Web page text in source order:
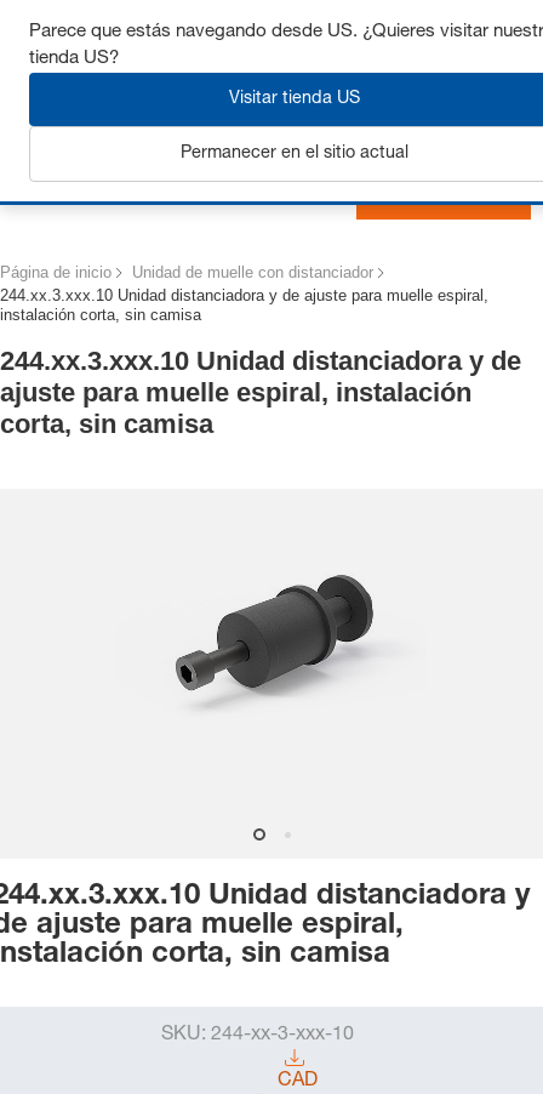
Consigue hasta un 7% de descuento - haz clic aquí para
Página de inicio
Unidad de muelle con distanciador
244.xx.3.xxx.10 Unidad distanciadora y de ajuste para muelle espiral,
instalación corta, sin camisa
244.xx.3.xxx.10 Unidad distanciadora y de
ajuste para muelle espiral, instalación
corta, sin camisa
Unidad distanciadora y
ajuste para muelle espiral,
corta, sin camisa
SKU: 244-xx-3-xxx-10
CAD
Parece que estás navegando desde US. ¿Quieres visitar
tienda US?
Visitar tienda US
Permanecer en el sitio actual